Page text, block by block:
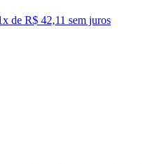
x de R$ 42,11 sem juros